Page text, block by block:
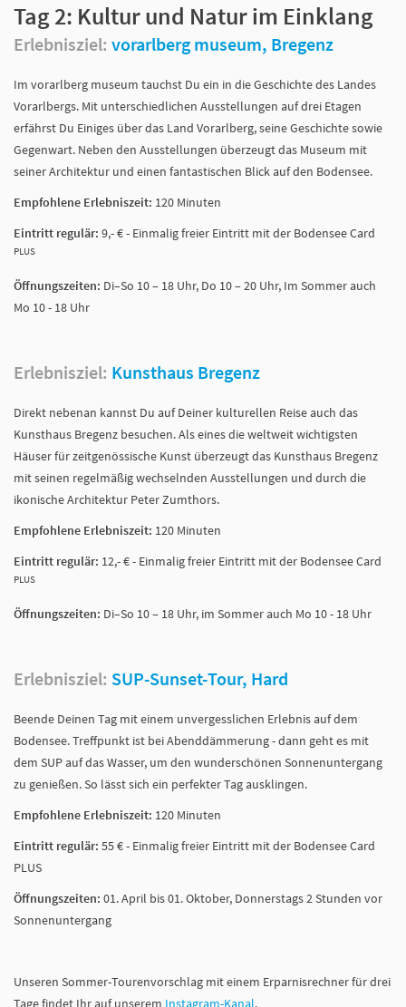
Tag 2: Kultur und Natur im Einklang
Erlebnisziel: vorarlberg museum, Bregenz
Im vorarlberg museum tauchst Du ein in die Geschichte des Landes
Vorarlbergs. Mit unterschiedlichen Ausstellungen auf drei Etagen
erfährst Du Einiges über das Land Vorarlberg, seine Geschichte sowie
Gegenwart. Neben den Ausstellungen überzeugt das Museum mit
seiner Architektur und einen fantastischen Blick auf den Bodensee.
Empfohlene Erlebniszeit: 120 Minuten
Eintritt regulär: 9,- € - Einmalig freier Eintritt mit der Bodensee Card
PLUS
Öffnungszeiten: Di–So 10 – 18 Uhr, Do 10 – 20 Uhr, Im Sommer auch
Mo 10 - 18 Uhr
Erlebnisziel: Kunsthaus Bregenz
Direkt nebenan kannst Du auf Deiner kulturellen Reise auch das
Kunsthaus Bregenz besuchen. Als eines die weltweit wichtigsten
Häuser für zeitgenössische Kunst überzeugt das Kunsthaus Bregenz
mit seinen regelmäßig wechselnden Ausstellungen und durch die
ikonische Architektur Peter Zumthors.
Empfohlene Erlebniszeit: 120 Minuten
Eintritt regulär: 12,- € - Einmalig freier Eintritt mit der Bodensee Card
PLUS
Öffnungszeiten: Di–So 10 – 18 Uhr, im Sommer auch Mo 10 - 18 Uhr
Erlebnisziel: SUP-Sunset-Tour, Hard
Beende Deinen Tag mit einem unvergesslichen Erlebnis auf dem
Bodensee. Treffpunkt ist bei Abenddämmerung - dann geht es mit
dem SUP auf das Wasser, um den wunderschönen Sonnenuntergang
zu genießen. So lässt sich ein perfekter Tag ausklingen.
Empfohlene Erlebniszeit: 120 Minuten
Eintritt regulär: 55 € - Einmalig freier Eintritt mit der Bodensee Card
PLUS
Öffnungszeiten: 01. April bis 01. Oktober, Donnerstags 2 Stunden vor
Sonnenuntergang
Unseren Sommer-Tourenvorschlag mit einem Erparnisrechner für drei
Tage findet Ihr auf unserem Instagram-Kanal.